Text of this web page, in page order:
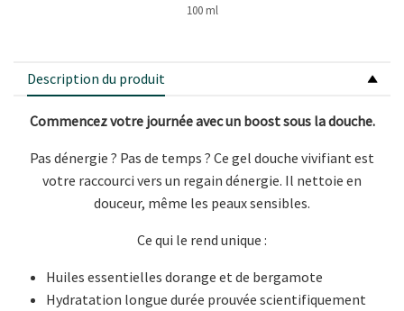
100 ml
Description du produit
Commencez votre journée avec un boost sous la douche.
Pas dénergie ? Pas de temps ? Ce gel douche vivifiant est
votre raccourci vers un regain dénergie. Il nettoie en
douceur, même les peaux sensibles.
Ce qui le rend unique :
Huiles essentielles dorange et de bergamote
Hydratation longue durée prouvée scientifiquement